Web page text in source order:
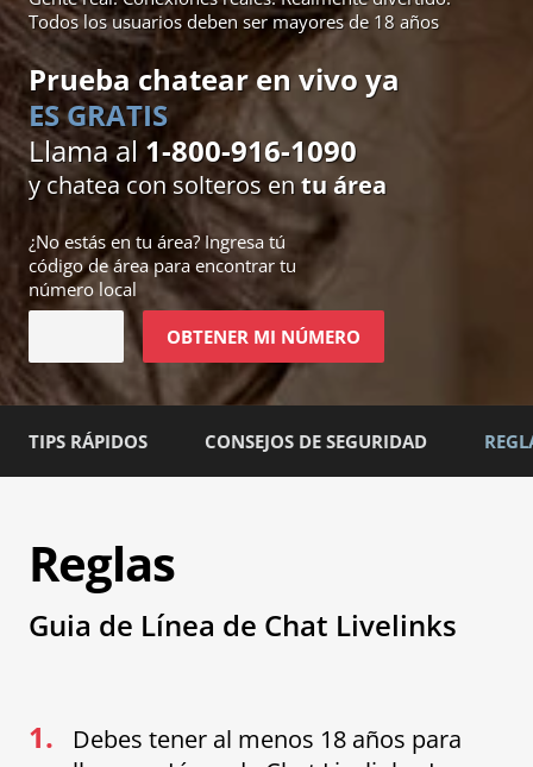
Todos los usuarios deben ser mayores de 18 años
Prueba chatear en vivo ya
ES GRATIS
Llama al 1-800-916-1090
y chatea con solteros entu área
¿No estás en tu área? Ingresa tú
código de área para encontrar tu
número local
OBTENER MI NÚMERO
TIPS RÁPIDOS CONSEJOS DE SEGURIDAD
Reglas
Guia de Línea de Chat Livelinks
1.
Debes tener al menos 18 años para